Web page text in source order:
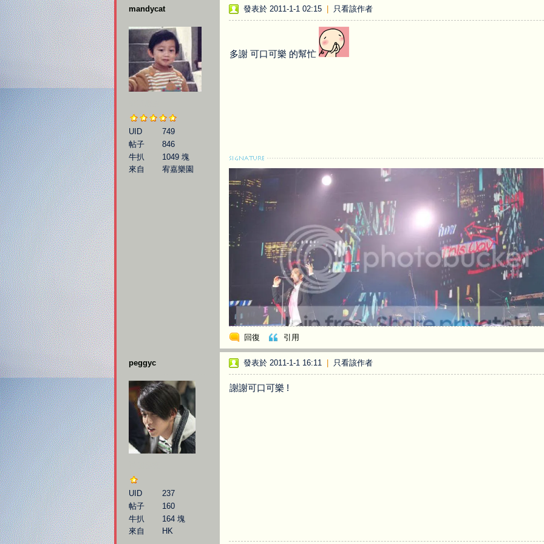
mandycat
UID
749
帖子
846
牛扒
1049 塊
來自
宥嘉樂園
發表於 2011-1-1 02:15 只看該作者
多謝 可口可樂 的幫忙
回復 引用
peggyc
UID
237
帖子
160
牛扒
164 塊
來自
HK
發表於 2011-1-1 16:11 只看該作者
謝謝可口可樂 !